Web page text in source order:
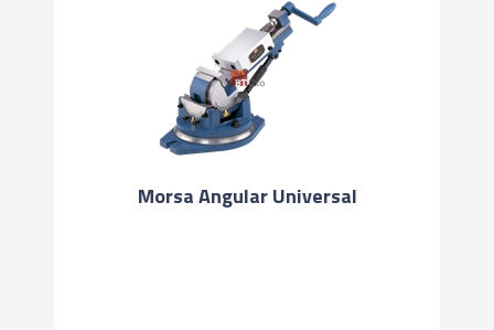
Morsa Angular Universal